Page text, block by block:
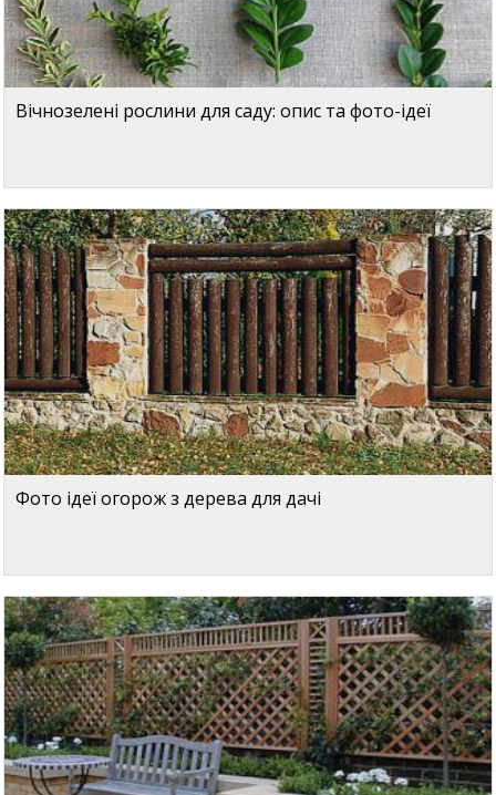
Вічнозелені рослини для саду: опис та фото-ідеї
Фото ідеї огорож з дерева для дачі